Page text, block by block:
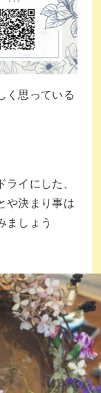
く思っている
イにした、⁡⁡
や決まり事は
ましょう